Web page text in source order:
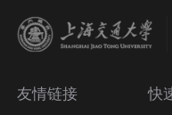
友情链接
快